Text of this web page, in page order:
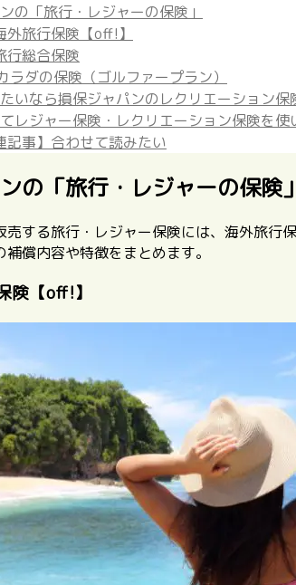
の「旅行・レジャーの保険」
外旅行保険【off!】
行総合保険
ラダの保険（ゴルファープラン）
いなら損保ジャパンのレクリエーション保
レジャー保険・レクリエーション保険を使
記事】合わせて読みたい
の「旅行・レジャーの保険」
する旅行・レジャー保険には、海外旅行
償内容や特徴をまとめます。
険【off!】